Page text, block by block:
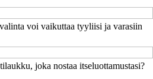
voi vaikuttaa tyyliisi ja varasiin
joka nostaa itseluottamustasi?